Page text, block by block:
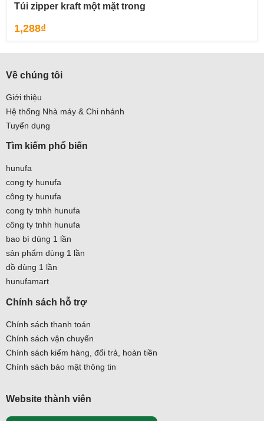
Túi zipper kraft một mặt trong
1,288₫
Về chúng tôi
Giới thiệu
Hệ thống Nhà máy & Chi nhánh
Tuyển dụng
Tìm kiếm phổ biến
hunufa
cong ty hunufa
công ty hunufa
cong ty tnhh hunufa
công ty tnhh hunufa
bao bì dùng 1 lần
sản phẩm dùng 1 lần
đồ dùng 1 lần
hunufamart
Chính sách hỗ trợ
Chính sách thanh toán
Chính sách vận chuyển
Chính sách kiểm hàng, đổi trả, hoàn tiền
Chính sách bảo mật thông tin
Website thành viên